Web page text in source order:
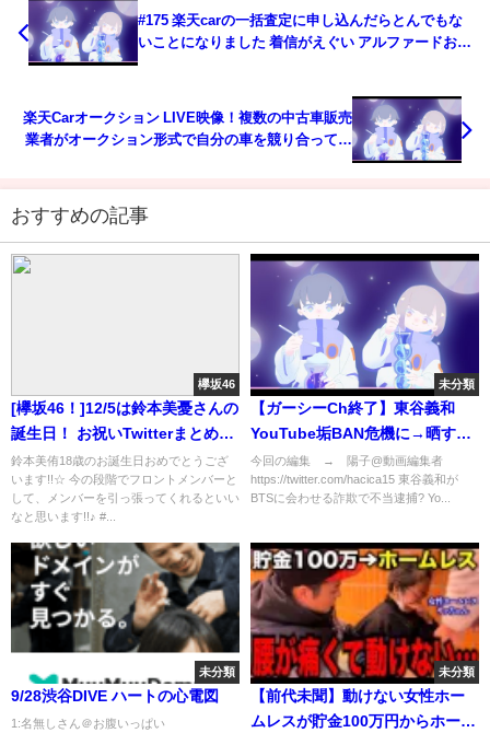
#175 楽天carの一括査定に申し込んだらとんでもな
いことになりました 着信がえぐい アルファードおす
楽天Carオークション LIVE映像！複数の中古車販売
業者がオークション形式で自分の車を競り合ってく
おすすめの記事
欅坂46
[欅坂46！]12/5は鈴本美憂さんの
誕生日！ お祝いTwitterまとめ
[Birthday]
鈴本美侑18歳のお誕生日おめでとうござ
います!!☆ 今の段階でフロントメンバーと
して、メンバーを引っ張ってくれるといい
なと思います!!♪ #...
未分類
【ガーシーCh終了】東谷義和
YouTube垢BAN危機に→晒す！
引退宣言→謝罪→引退撤回の復
活！【ライブ配信】
今回の編集 → 陽子@動画編集者
https://twitter.com/hacica15 東谷義和が
BTSに会わせる詐欺で不当逮捕? Yo...
未分類
9/28渋谷DIVE ハートの心電図
1:名無しさん＠お腹いっぱい
未分類
【前代未聞】動けない女性ホー
ムレスが貯金100万円からホーム